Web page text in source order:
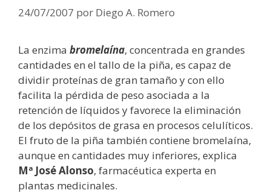
24/07/2007 por Diego A. Romero
La enzima bromelaína, concentrada en grandes
cantidades en el tallo de la piña, es capaz de
dividir proteínas de gran tamaño y con ello
facilita la pérdida de peso asociada a la
retención de líquidos y favorece la eliminación
de los depósitos de grasa en procesos celulíticos.
El fruto de la piña también contiene bromelaína,
aunque en cantidades muy inferiores, explica
Mª José Alonso, farmacéutica experta en
plantas medicinales.